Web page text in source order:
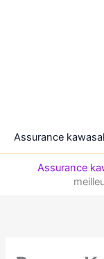
Assurance
Assurance